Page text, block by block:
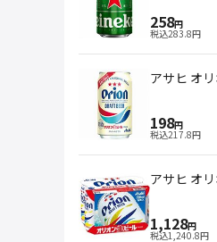
258円
税込283.8円
アサヒ オ
198円
税込217.8円
アサヒ オ
1,128円
税込1,240.8円